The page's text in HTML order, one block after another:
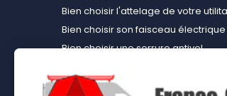
Bien choisir l'attelage de votre
Bien choisir son faisceau électrique
Bien choisir une serrure antivol
Choisir le kit d’aménagement loisirs